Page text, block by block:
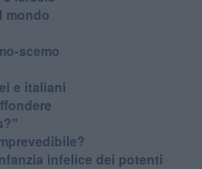
mondo
scemo
e italiani
infelice dei potenti